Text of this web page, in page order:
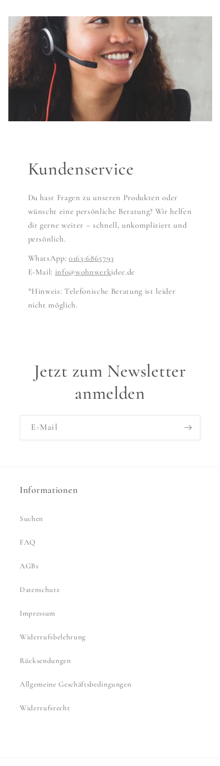
Kundenservice
Du hast Fragen zu unseren Produkten oder
wünscht eine persönliche Beratung? Wir helfen
dir gerne weiter – schnell, unkompliziert und
persönlich.
WhatsApp:0163-6865793
E-Mail: info@wohnwerkidee.de
*Hinweis: Telefonische Beratung ist leider
nicht möglich.
Jetzt zum Newsletter
anmelden
E-Mail
Informationen
Suchen
FAQ
AGBs
Datenschutz
Impressum
Widerrufsbelehrung
Rücksendungen
Allgemeine Geschäftsbedingungen
Widerrufsrecht